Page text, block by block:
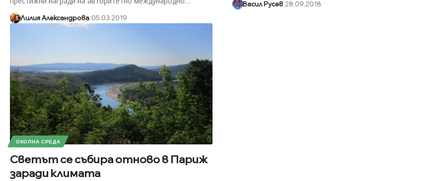
Лилия Александрова 05.03.2019
Васил Русев 28.09.2018
ОКОЛНА СРЕДА
Светът се събира отново в Париж
заради климата